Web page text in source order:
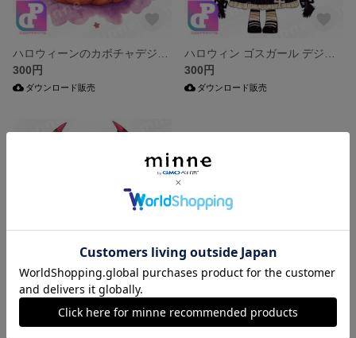
300円
ダウンロード販売
300円
ダウンロード販売
ダウンロード販売